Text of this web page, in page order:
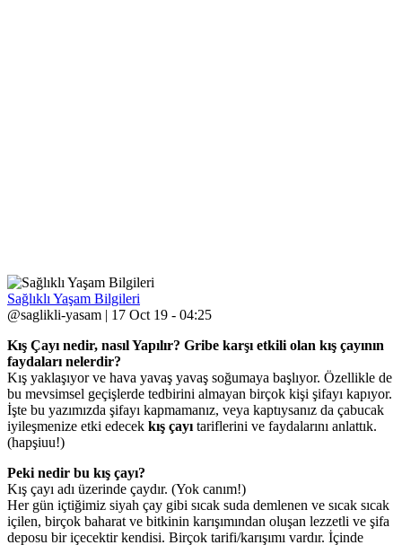
Sağlıklı Yaşam Bilgileri
@saglikli-yasam | 17 Oct 19 - 04:25
Kış Çayı nedir, nasıl Yapılır? Gribe karşı etkili olan kış çayının
faydaları nelerdir?
Kış yaklaşıyor ve hava yavaş yavaş soğumaya başlıyor. Özellikle de
bu mevsimsel geçişlerde tedbirini almayan birçok kişi şifayı kapıyor.
İşte bu yazımızda şifayı kapmamanız, veya kaptıysanız da çabucak
iyileşmenize etki edecek kış çayı tariflerini ve faydalarını anlattık.
(hapşiuu!)
Peki nedir bu kış çayı?
Kış çayı adı üzerinde çaydır. (Yok canım!)
Her gün içtiğimiz siyah çay gibi sıcak suda demlenen ve sıcak sıcak
içilen, birçok baharat ve bitkinin karışımından oluşan lezzetli ve şifa
deposu bir içecektir kendisi. Birçok tarifi/karışımı vardır. İçinde